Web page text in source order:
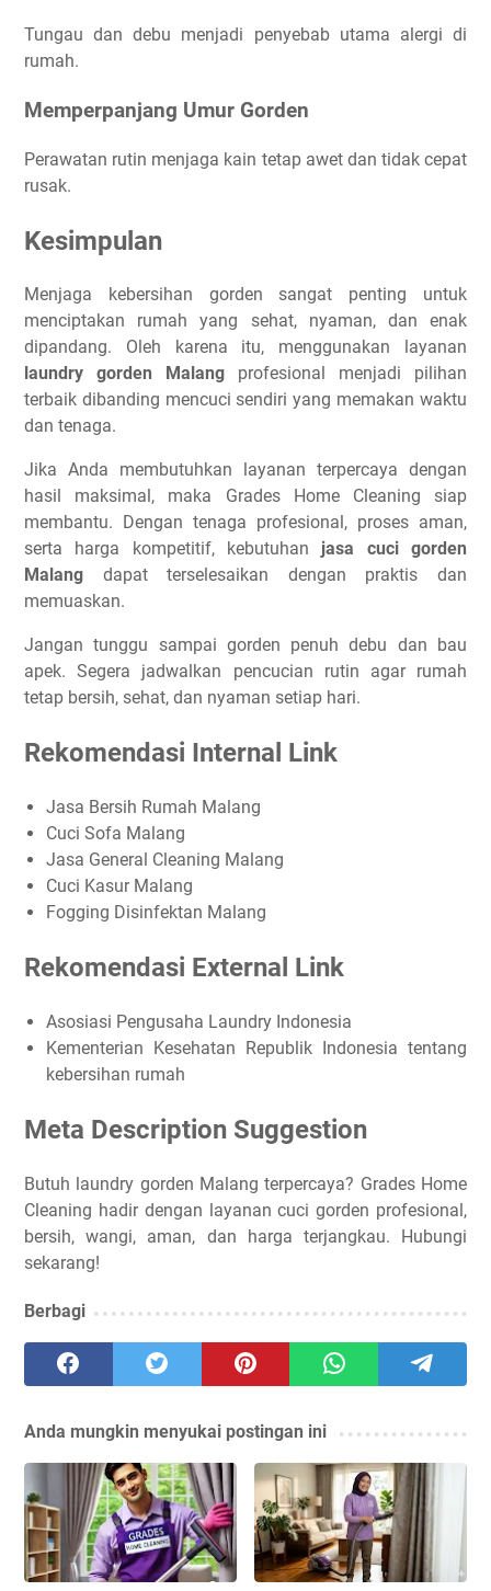
Tungau dan debu menjadi penyebab utama alergi di
rumah.
Memperpanjang Umur Gorden
Perawatan rutin menjaga kain tetap awet dan tidak cepat
rusak.
Kesimpulan
Menjaga kebersihan gorden sangat penting untuk
menciptakan rumah yang sehat, nyaman, dan enak
dipandang. Oleh karena itu, menggunakan layanan
laundry gorden Malang profesional menjadi pilihan
terbaik dibanding mencuci sendiri yang memakan waktu
dan tenaga.
Jika Anda membutuhkan layanan terpercaya dengan
hasil maksimal, maka Grades Home Cleaning siap
membantu. Dengan tenaga profesional, proses aman,
serta harga kompetitif, kebutuhan jasa cuci gorden
Malang dapat terselesaikan dengan praktis dan
memuaskan.
Jangan tunggu sampai gorden penuh debu dan bau
apek. Segera jadwalkan pencucian rutin agar rumah
tetap bersih, sehat, dan nyaman setiap hari.
Rekomendasi Internal Link
Jasa Bersih Rumah Malang
Cuci Sofa Malang
Jasa General Cleaning Malang
Cuci Kasur Malang
Fogging Disinfektan Malang
Rekomendasi External Link
Asosiasi Pengusaha Laundry Indonesia
Kementerian Kesehatan Republik Indonesia tentang
kebersihan rumah
Meta Description Suggestion
Butuh laundry gorden Malang terpercaya? Grades Home
Cleaning hadir dengan layanan cuci gorden profesional,
bersih, wangi, aman, dan harga terjangkau. Hubungi
sekarang!
Berbagi
Anda mungkin menyukai postingan ini